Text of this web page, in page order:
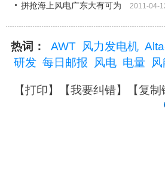
拼抢海上风电广东大有可为 2011-04-
热词： AWT 风力发电机
研发 每日邮报 风电 电量
【打印】【我要纠错】【复制